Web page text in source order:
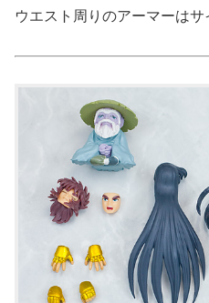
ウエスト周りのアーマーはサ